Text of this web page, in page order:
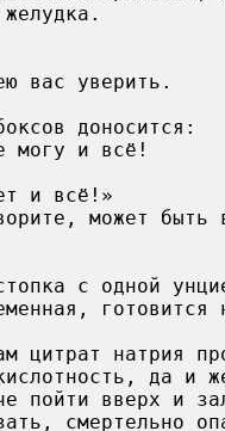
вас уверить.
доносится:
могу и всё!
и всё!»
может быть
с одной
готовится
цитрат натрия
да и
пойти вверх и
смертельно